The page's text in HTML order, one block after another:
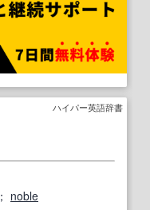
ハイパー英語辞書
； noble